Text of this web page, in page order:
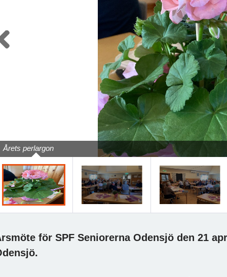
Årets perlargon
för SPF Seniorerna Odensjö den 21